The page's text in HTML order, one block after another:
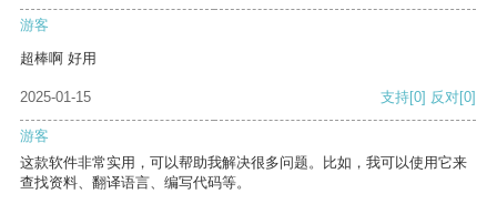
游客
超棒啊 好用
2025-01-15 支持[0] 反对[0]
游客
这款软件非常实用，可以帮助我解决很多问题。比如，我可以使用它来
查找资料、翻译语言、编写代码等。